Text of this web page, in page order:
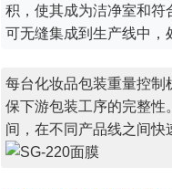
积，使其成为洁净室和符
可无缝集成到生产线中，
每台化妆品包装重量控制
保下游包装工序的完整性
间，在不同产品线之间快